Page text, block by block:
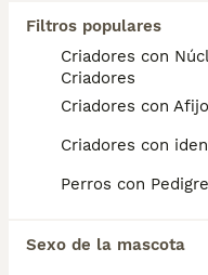
Filtros populares
Criadores con
Criadores
Criadores con Afijo
Criadores con
Perros con
Sexo de la mascota
¿Qué
azul de
Apariencia. Este
medio (50 a 57
manto áspero
grifón que es) de
curvada.